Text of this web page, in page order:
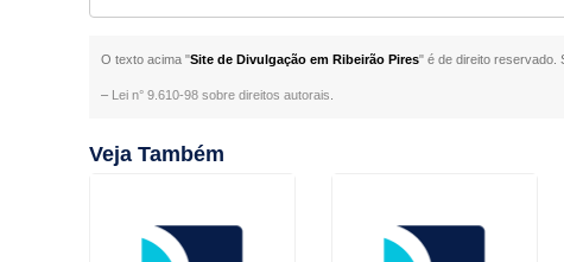
O texto acima "Site de Divulgação em Ribeirão Pires" é de direito reservado.
– Lei n° 9.610-98 sobre direitos autorais
Veja Também